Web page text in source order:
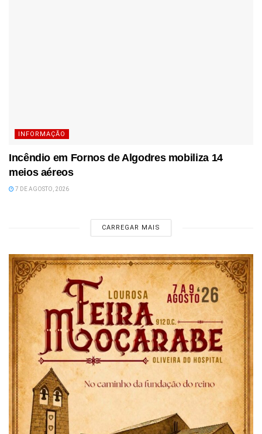
INFORMAÇÃO
Incêndio em Fornos de Algodres mobiliza 14
meios aéreos
7 DE AGOSTO, 2026
CARREGAR MAIS